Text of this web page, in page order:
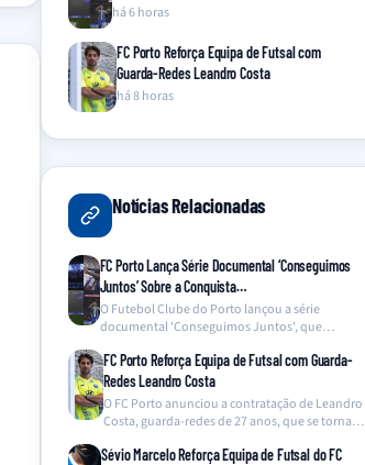
há 6 horas
FC Porto Reforça Equipa de Futsal com
Guarda-Redes Leandro Costa
há 8 horas
Notícias Relacionadas
FC Porto Lança Série Documental ‘Conseguimos
Juntos’ Sobre a Conquista…
O Futebol Clube do Porto lançou a série
documental 'Conseguimos Juntos', que
FC Porto Reforça Equipa de Futsal com Guarda-
Redes Leandro Costa
O FC Porto anunciou a contratação de Leandro
Costa, guarda-redes de 27 anos, que se torna…
Sévio Marcelo Reforça Equipa de Futsal do FC